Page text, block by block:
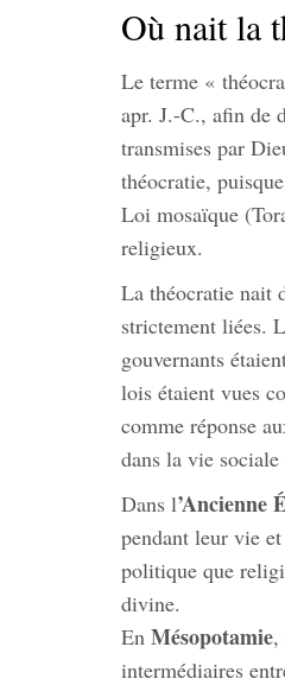
Où nait la
Le terme «
apr. J.-C., afin de
transmises par
théocratie,
Loi mosaïque
religieux.
La théocratie nait
strictement liées.
gouvernants
lois étaient vues
comme réponse
dans la vie
Dans l’Ancienne
pendant leur vie
politique que
divine.
En Mésopotamie,
intermédiaires